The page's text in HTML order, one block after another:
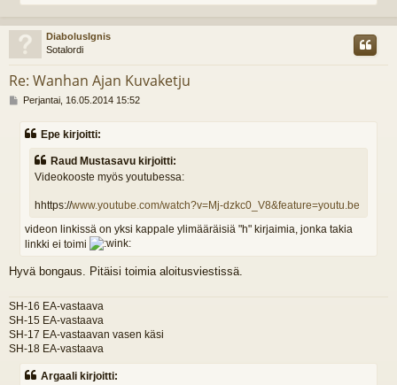
s
DiabolusIgnis
Sotalordi
Re: Wanhan Ajan Kuvaketju
V
e
Perjantai, 16.05.2014 15:52
Epe kirjoitti:
Raud Mustasavu kirjoitti:
Videokooste myös youtubessa:
hhttps://www.youtube.com/watch?v=Mj-dzkc0_V8&feature=youtu.be
videon linkissä on yksi kappale ylimääräisiä "h" kirjaimia, jonka takia
linkki ei toimi
Hyvä bongaus. Pitäisi toimia aloitusviestissä.
SH-16 EA-vastaava
SH-15 EA-vastaava
SH-17 EA-vastaavan vasen käsi
SH-18 EA-vastaava
Argaali kirjoitti: